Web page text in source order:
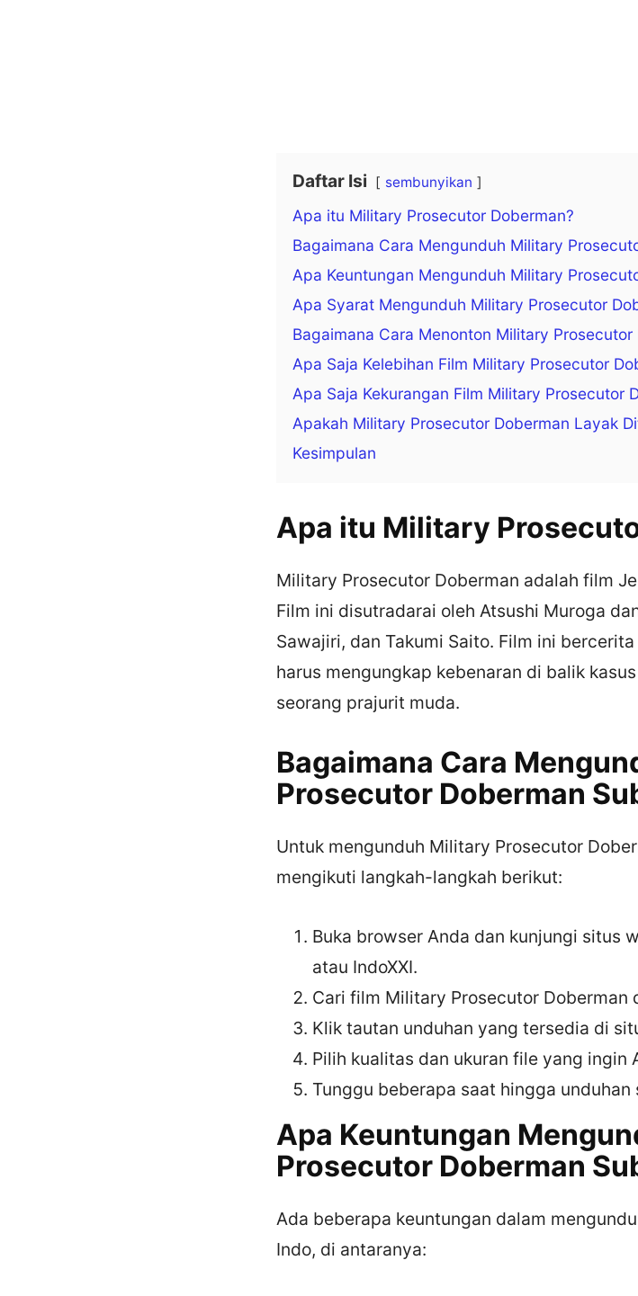
Daftar Isi sembunyikan
Apa itu Military Prosecutor Doberman?
Bagaimana Cara Mengunduh Military
Apa Keuntungan Mengunduh Military
Apa Syarat Mengunduh Military Prosecutor
Bagaimana Cara Menonton Military
Apa Saja Kelebihan Film Military Prosecutor
Apa Saja Kekurangan Film Military Prosecutor
Apakah Military Prosecutor Doberman Layak
Kesimpulan
Apa itu Military
Military Prosecutor Doberman adalah film
Film ini disutradarai oleh Atsushi Muroga
Sawajiri, dan Takumi Saito. Film ini
harus mengungkap kebenaran di balik
seorang prajurit muda.
Bagaimana Cara
Prosecutor Doberman
Untuk mengunduh Military Prosecutor
mengikuti langkah-langkah berikut:
Buka browser Anda dan kunjungi situs
atau IndoXXI.
Cari film Military Prosecutor Doberman
Klik tautan unduhan yang tersedia di
Pilih kualitas dan ukuran file yang ingin
Tunggu beberapa saat hingga unduhan
Apa Keuntungan
Prosecutor Doberman
Ada beberapa keuntungan dalam
Indo, di antaranya: